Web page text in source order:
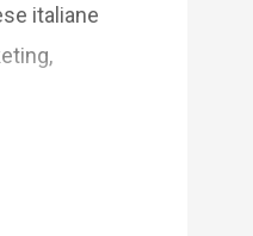
italiane